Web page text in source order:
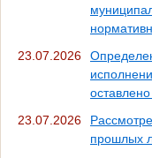
23.07.2026
23.07.2026
прошлых